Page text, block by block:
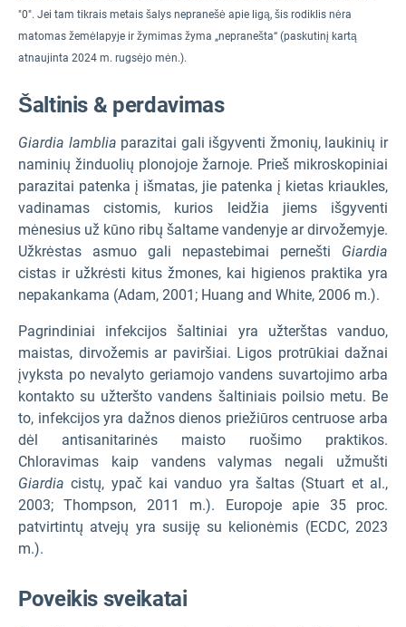
"0". Jei tam tikrais metais šalys nepranešė apie ligą, šis rodiklis nėra
matomas žemėlapyje ir žymimas žyma „nepranešta“ (paskutinį kartą
atnaujinta 2024 m. rugsėjo mėn.).
Šaltinis & perdavimas
Giardia lamblia parazitai gali išgyventi žmonių, laukinių ir
naminių žinduolių plonojoje žarnoje. Prieš mikroskopiniai
parazitai patenka į išmatas, jie patenka į kietas kriaukles,
vadinamas cistomis, kurios leidžia jiems išgyventi
mėnesius už kūno ribų šaltame vandenyje ar dirvožemyje.
Užkrėstas asmuo gali nepastebimai pernešti Giardia
cistas ir užkrėsti kitus žmones, kai higienos praktika yra
nepakankama (Adam, 2001; Huang and White, 2006 m.).
Pagrindiniai infekcijos šaltiniai yra užterštas vanduo,
maistas, dirvožemis ar paviršiai. Ligos protrūkiai dažnai
įvyksta po nevalyto geriamojo vandens suvartojimo arba
kontakto su užteršto vandens šaltiniais poilsio metu. Be
to, infekcijos yra dažnos dienos priežiūros centruose arba
dėl antisanitarinės maisto ruošimo praktikos.
Chloravimas kaip vandens valymas negali užmušti
Giardia cistų, ypač kai vanduo yra šaltas (Stuart et al.,
2003; Thompson, 2011 m.). Europoje apie 35 proc.
patvirtintų atvejų yra susiję su kelionėmis (ECDC, 2023
m.).
Poveikis sveikatai